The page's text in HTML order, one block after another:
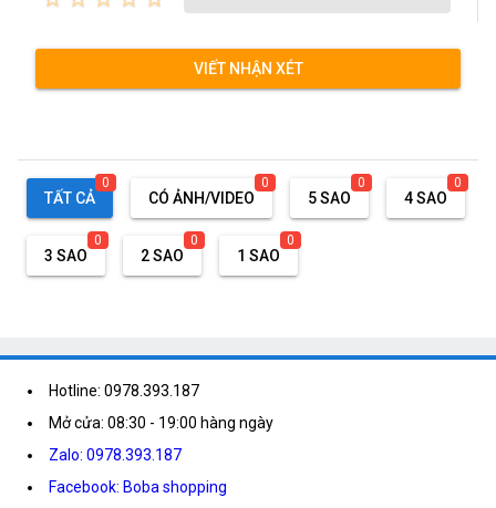
VIẾT NHẬN XÉT
TẤT CẢ
0
CÓ ẢNH/VIDEO
0
5 SAO
0
4 SAO
0
3 SAO
0
2 SAO
0
1 SAO
0
Hotline: 0978.393.187
Mở cửa: 08:30 - 19:00 hàng ngày
Zalo: 0978.393.187
Facebook: Boba shopping